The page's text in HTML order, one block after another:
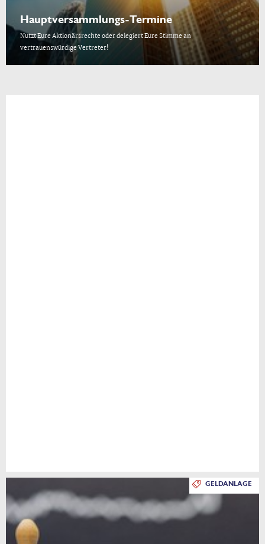
Hauptversammlungs-Termine
Nutzt Eure Aktionärsrechte oder delegiert Eure Stimme an
vertrauenswürdige Vertreter!
GELDANLAGE